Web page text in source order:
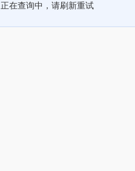
正在查询中，请刷新重试